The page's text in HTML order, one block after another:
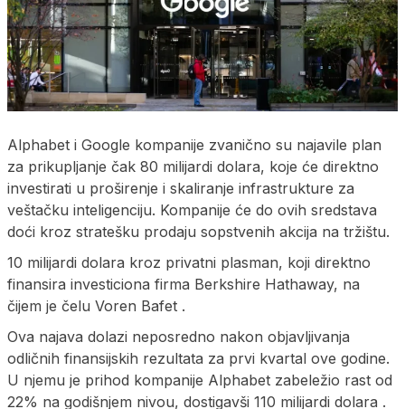
Alphabet i Google kompanije zvanično su najavile plan
za prikupljanje čak 80 milijardi dolara, koje će direktno
investirati u proširenje i skaliranje infrastrukture za
veštačku inteligenciju. Kompanije će do ovih sredstava
doći kroz stratešku prodaju sopstvenih akcija na tržištu.
10 milijardi dolara kroz privatni plasman, koji direktno
finansira investiciona firma Berkshire Hathaway, na
čijem je čelu Voren Bafet .
Ova najava dolazi neposredno nakon objavljivanja
odličnih finansijskih rezultata za prvi kvartal ove godine.
U njemu je prihod kompanije Alphabet zabeležio rast od
22% na godišnjem nivou, dostigavši 110 milijardi dolara .